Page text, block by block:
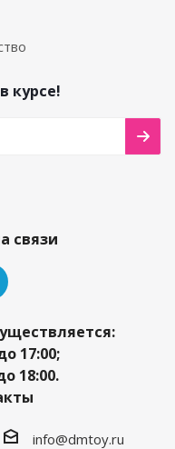
курсе!
связи
17:00;
18:00.
info@dmtoy.ru